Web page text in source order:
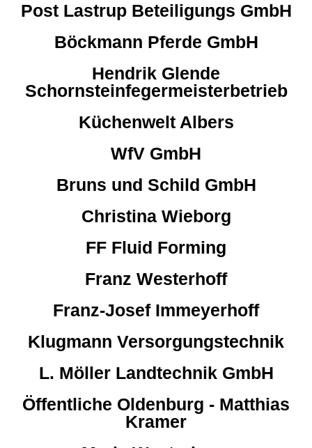
Post Lastrup Beteiligungs GmbH
Böckmann Pferde GmbH
Hendrik Glende
Schornsteinfegermeisterbetrieb
Küchenwelt Albers
WfV GmbH
Bruns und Schild GmbH
Christina Wieborg
FF Fluid Forming
Franz Westerhoff
Franz-Josef Immeyerhoff
Klugmann Versorgungstechnik
L. Möller Landtechnik GmbH
Öffentliche Oldenburg - Matthias
Kramer